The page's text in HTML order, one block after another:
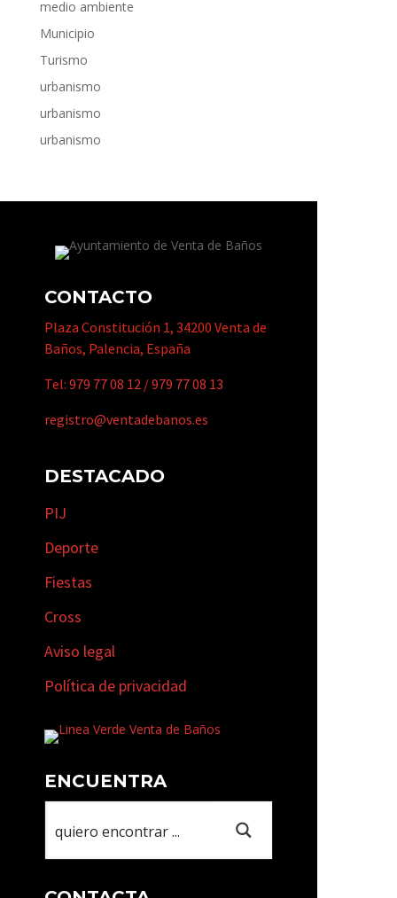
medio ambiente
Municipio
Turismo
urbanismo
urbanismo
urbanismo
CONTACTO
Plaza Constitución 1, 34200 Venta de
Baños, Palencia, España
Tel: 979 77 08 12 /979 77 08 13
registro@ventadebanos.es
DESTACADO
PIJ
Deporte
Fiestas
Cross
Aviso legal
Política de privacidad
ENCUENTRA